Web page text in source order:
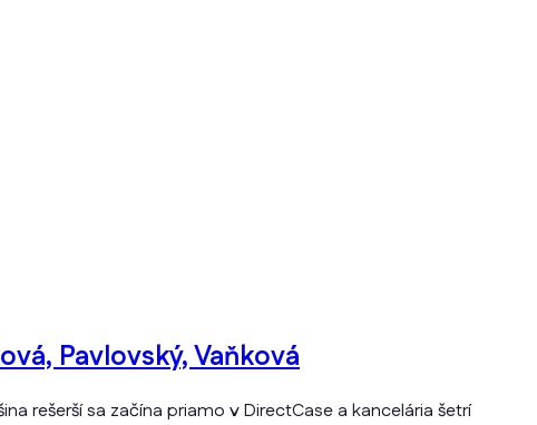
Pavlovský, Vaňková
rešerší sa začína priamo v DirectCase a kancelária šetrí